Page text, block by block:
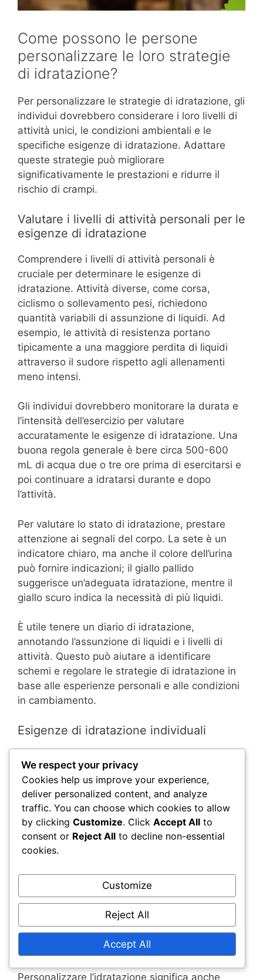
Come possono le persone
personalizzare le loro strategie
di idratazione?
Per personalizzare le strategie di idratazione, gli
individui dovrebbero considerare i loro livelli di
attività unici, le condizioni ambientali e le
specifiche esigenze di idratazione. Adattare
queste strategie può migliorare
significativamente le prestazioni e ridurre il
rischio di crampi.
Valutare i livelli di attività personali per le
esigenze di idratazione
Comprendere i livelli di attività personali è
cruciale per determinare le esigenze di
idratazione. Attività diverse, come corsa,
ciclismo o sollevamento pesi, richiedono
quantità variabili di assunzione di liquidi. Ad
esempio, le attività di resistenza portano
tipicamente a una maggiore perdita di liquidi
attraverso il sudore rispetto agli allenamenti
meno intensi.
Gli individui dovrebbero monitorare la durata e
l’intensità dell’esercizio per valutare
accuratamente le esigenze di idratazione. Una
buona regola generale è bere circa 500-600
mL di acqua due o tre ore prima di esercitarsi e
poi continuare a idratarsi durante e dopo
l’attività.
Per valutare lo stato di idratazione, prestare
attenzione ai segnali del corpo. La sete è un
indicatore chiaro, ma anche il colore dell’urina
può fornire indicazioni; il giallo pallido
suggerisce un’adeguata idratazione, mentre il
giallo scuro indica la necessità di più liquidi.
È utile tenere un diario di idratazione,
annotando l’assunzione di liquidi e i livelli di
attività. Questo può aiutare a identificare
schemi e regolare le strategie di idratazione in
base alle esperienze personali e alle condizioni
in cambiamento.
Esigenze di idratazione individuali
significativamente tra gli individui in base a
fattori come età, peso e salute generale. Gli
adulti richiedono tipicamente circa 2-3 litri di
acqua al giorno, ma questo può aumentare con
livelli di attività più elevati o climi più caldi.
sull’equilibrio elettrolitico è essenziale. Sodio,
potassio e magnesio svolgono ruoli vitali nella
funzione muscolare e possono aiutare a
prevenire i crampi. Includere bevande o
integratori ricchi di elettroliti durante attività
prolungate può essere utile.
Personalizzare l’idratazione significa anche
We respect your privacy
Cookies help us improve your experience,
deliver personalized content, and analyze
traffic. You can choose which cookies to allow
by clicking Customize. Click Accept All to
consent or Reject All to decline non-essential
cookies.
Customize
Reject All
Accept All